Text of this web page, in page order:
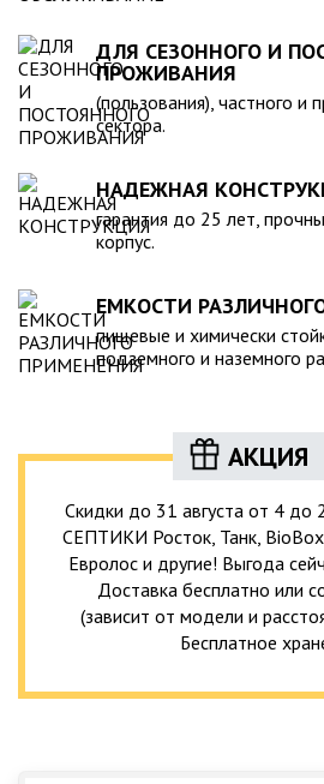
ДЛЯ СЕЗОННОГО И
ПРОЖИВАНИЯ
(пользования), частного и
сектора.
НАДЕЖНАЯ
гарантия до 25 лет,
корпус.
ЕМКОСТИ
пищевые и химически
подземного и наземного
АКЦИЯ
Скидки до 31 августа от 4
СЕПТИКИ Росток, Танк,
Евролос и другие! Выгода
Доставка бесплатно или
(зависит от модели и
Бесплатное